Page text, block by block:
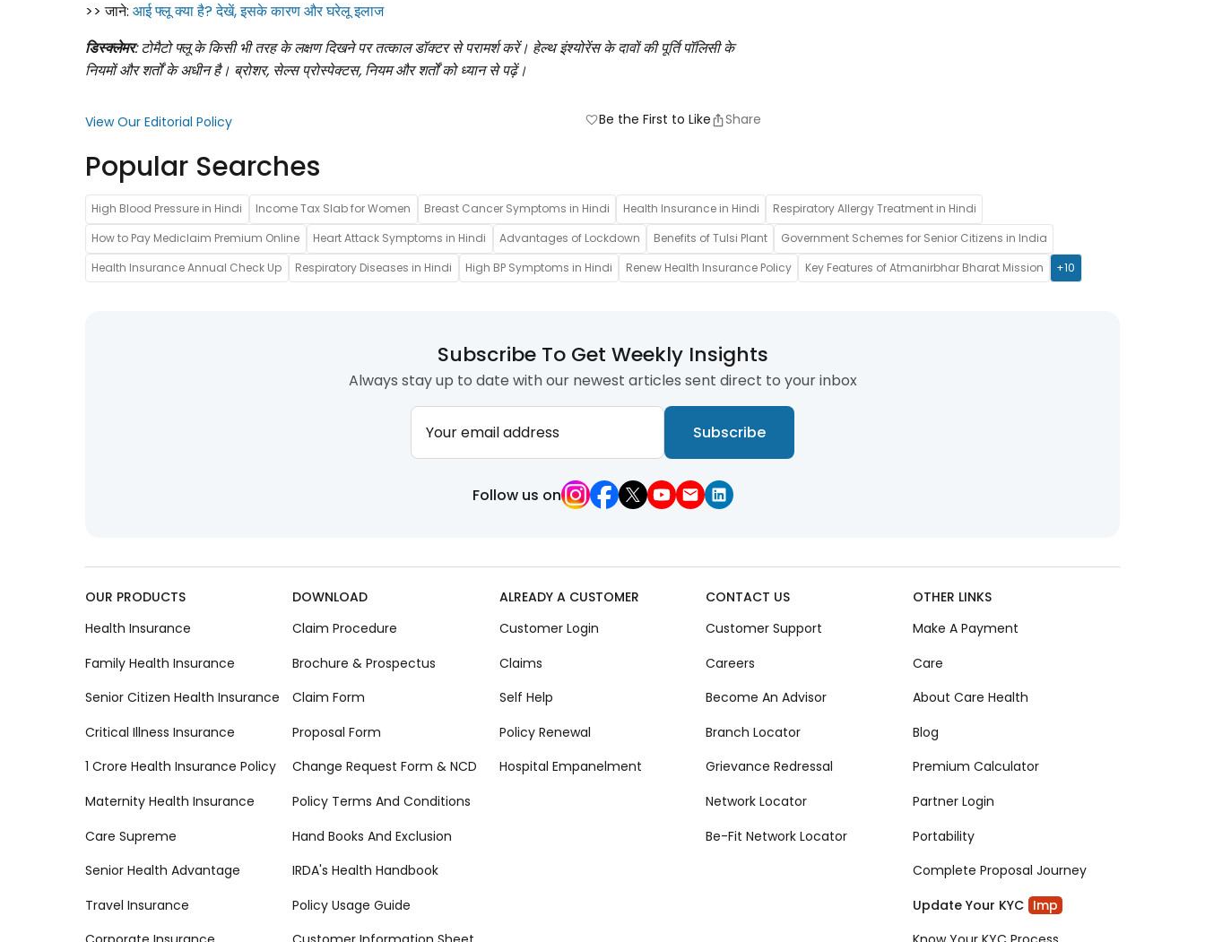
>> जाने: आई फ्लू क्या है? देखें, इसके कारण और घरेलू इलाज
डिस्क्लेमर: टोमैटो फ्लू के किसी भी तरह के लक्षण दिखने पर तत्काल डॉक्टर से परामर्श करें। हेल्थ इंश्योरेंस के दावों की पूर्ति पॉलिसी के
नियमों और शर्तों के अधीन है। ब्रोशर, सेल्स प्रोस्पेक्टस, नियम और शर्तों को ध्यान से पढ़ें।
View Our Editorial Policy favoriteBe the First to Like Share
Popular Searches
High Blood Pressure in Hindi Income Tax Slab for Women Breast Cancer Symptoms in Hindi Health Insurance in Hindi
Respiratory Allergy Treatment in Hindi
How to Pay Mediclaim Premium Online
Heart Attack Symptoms in Hindi Advantages of Lockdown Benefits of Tulsi Plant
Government Schemes for Senior Citizens in India
Health Insurance Annual Check Up
Respiratory Diseases in Hindi High BP Symptoms in Hindi Renew Health Insurance Policy Key Features of Atmanirbhar Bharat Mission +10
Subscribe To Get Weekly Insights
Always stay up to date with our newest articles sent direct to your inbox
Your email address Subscribe
Follow us on
OUR PRODUCTS
Health Insurance
Family Health Insurance
Senior Citizen Health Insurance
Critical Illness Insurance
1 Crore Health Insurance Policy
Maternity Health Insurance
Care Supreme
Senior Health Advantage
Travel Insurance
DOWNLOAD
Claim Procedure
Brochure & Prospectus
Claim Form
Proposal Form
Change Request Form & NCD
Policy Terms And Conditions
Hand Books And Exclusion
IRDA's Health Handbook
Policy Usage Guide
ALREADY A CUSTOMER
Customer Login
Claims
Self Help
Policy Renewal
Hospital Empanelment
CONTACT US
Customer Support
Careers
Become An Advisor
Branch Locator
Grievance Redressal
Network Locator
Be-Fit Network Locator
OTHER LINKS
Make A Payment
Care
About Care Health
Blog
Premium Calculator
Partner Login
Portability
Complete Proposal Journey
Update Your KYC Imp